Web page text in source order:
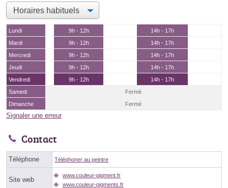
Lundi 9h - 12h
14h - 17h
Mardi
9h - 12h
14h - 17h
Mercredi
9h - 12h
14h - 17h
Jeudi
9h - 12h
14h - 17h
Vendredi
9h - 12h
14h - 17h
Samedi
Fermé
Dimanche
Fermé
Signaler une erreur
Contact
Téléphone Téléphoner au peintre
Site web
www.couleur-pigment.fr
www.couleur-pigments.fr